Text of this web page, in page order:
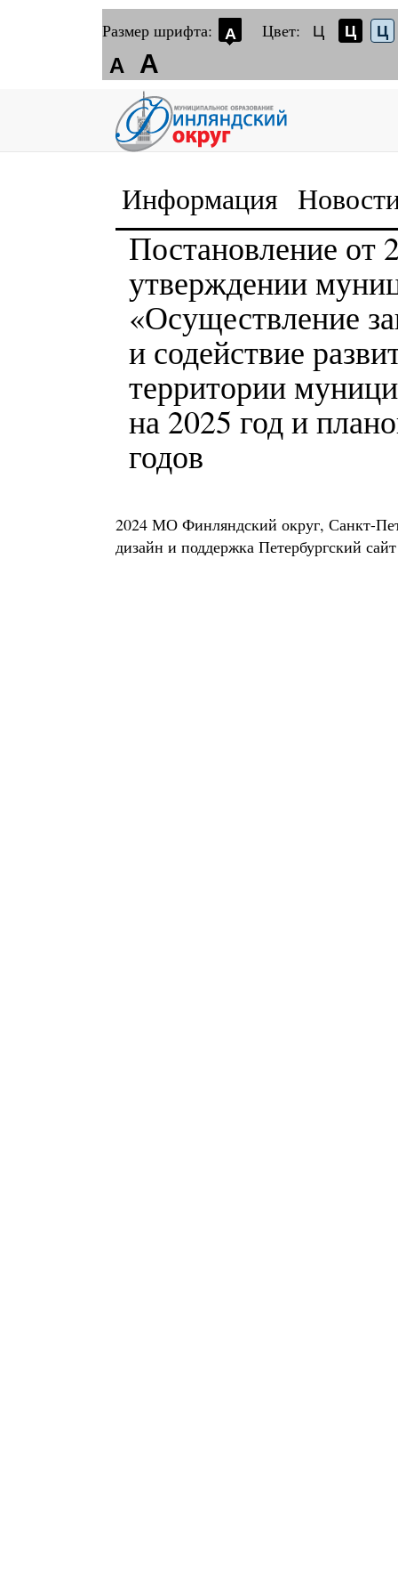
Размер шрифта: А
А А
Цвет: Ц Ц Ц
Информация
Постановление
утверждении
«Осуществление
и содействие
территории
на 2025 год и
годов
2024 МО Финляндский округ, Санкт-
дизайн и поддержка Петербургский сайт